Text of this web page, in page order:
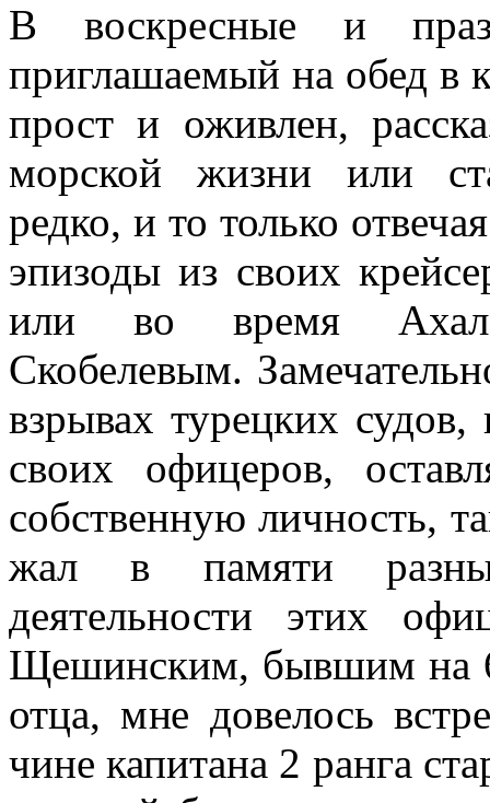
В воскресные и
приглашаемый на обед в
прост и оживлен,
морской жизни или
редко, и то только
эпизоды из своих
или во время Ахал-
Скобелевым.
взрывах турецких
своих офицеров,
собственную личность,
жал в памяти
деятельности этих
Щешинским, бывшим на
отца, мне довелось
чине капитана 2 ранга